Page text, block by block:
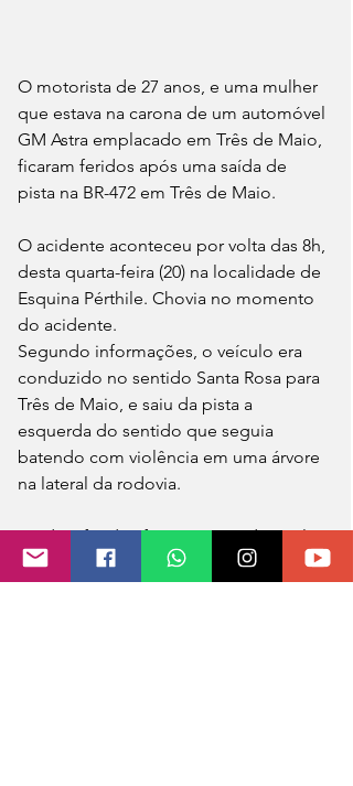
O motorista de 27 anos, e uma mulher
que estava na carona de um automóvel
GM Astra emplacado em Três de Maio,
ficaram feridos após uma saída de
pista na BR-472 em Três de Maio.
O acidente aconteceu por volta das 8h,
desta quarta-feira (20) na localidade de
Esquina Pérthile. Chovia no momento
do acidente.
Segundo informações, o veículo era
conduzido no sentido Santa Rosa para
Três de Maio, e saiu da pista a
esquerda do sentido que seguia
batendo com violência em uma árvore
na lateral da rodovia.
Os dois feridos foram socorridos pelo
Corpo de Bombeiros e o Samu, para a
emergência do Hospital São Vicente